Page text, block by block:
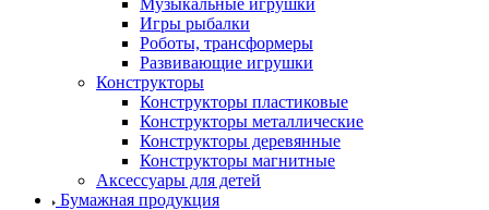
Музыкальные игрушки
Игры рыбалки
Роботы, трансформеры
Развивающие игрушки
Конструкторы
Конструкторы пластиковые
Конструкторы металлические
Конструкторы деревянные
Конструкторы магнитные
Аксессуары для детей
Бумажная продукция